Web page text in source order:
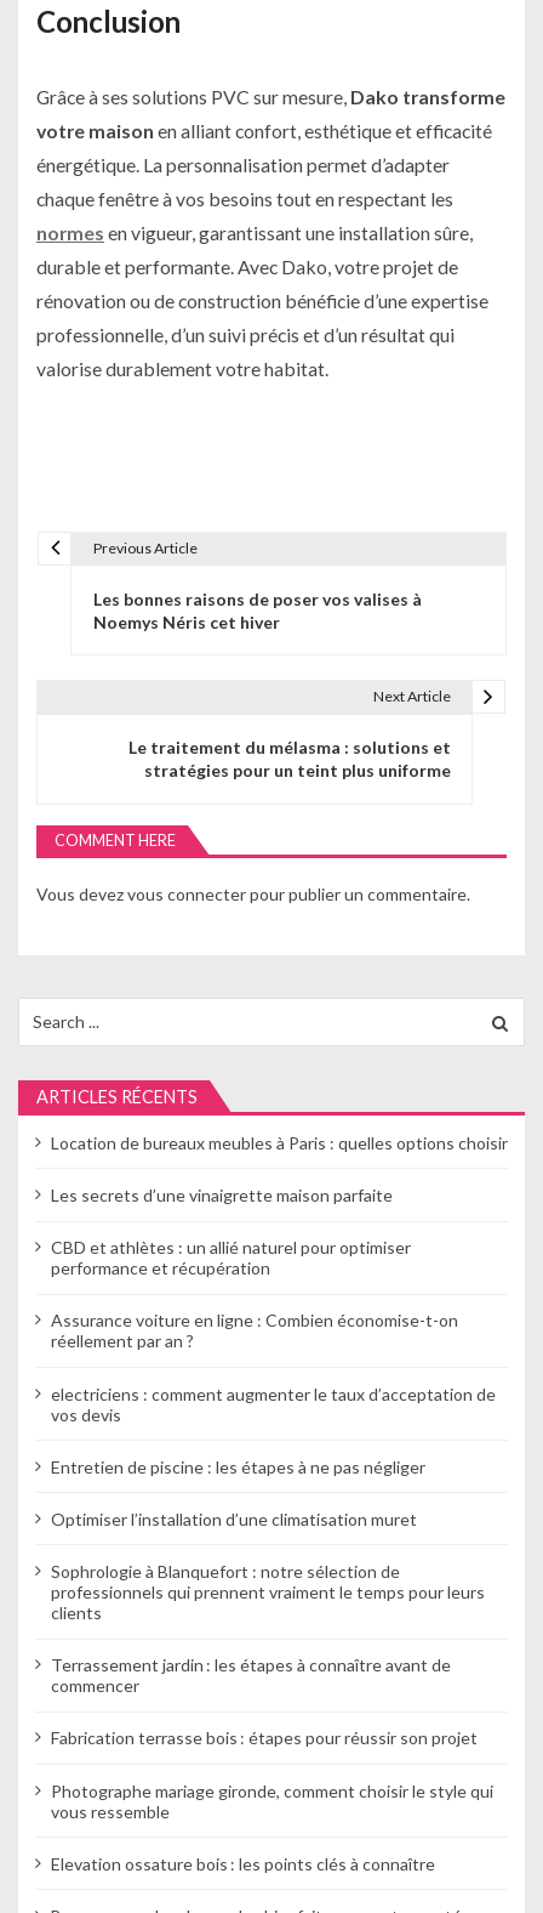
Conclusion
Grâce à ses solutions PVC sur mesure, Dako transforme
votre maison en alliant confort, esthétique et efficacité
énergétique. La personnalisation permet d’adapter
chaque fenêtre à vos besoins tout en respectant les
normes en vigueur, garantissant une installation sûre,
durable et performante. Avec Dako, votre projet de
rénovation ou de construction bénéficie d’une expertise
professionnelle, d’un suivi précis et d’un résultat qui
valorise durablement votre habitat.
t
d
e
l
’
a
i
l
Previous Article
Les bonnes raisons de poser vos valises à
Noemys Néris cet hiver
Next Article
Le traitement du mélasma : solutions et
stratégies pour un teint plus uniforme
COMMENT HERE
Vous devezvous connecterpour publier un commentaire.
for:
ARTICLES RÉCENTS
Location de bureaux meubles à Paris : quelles options choisir
Les secrets d’une vinaigrette maison parfaite
CBD et athlètes : un allié naturel pour optimiser
performance et récupération
Assurance voiture en ligne : Combien économise-t-on
réellement par an ?
electriciens : comment augmenter le taux d’acceptation de
vos devis
Entretien de piscine : les étapes à ne pas négliger
Optimiser l’installation d’une climatisation muret
Sophrologie à Blanquefort : notre sélection de
professionnels qui prennent vraiment le temps pour leurs
clients
Terrassement jardin : les étapes à connaître avant de
commencer
Fabrication terrasse bois : étapes pour réussir son projet
Photographe mariage gironde, comment choisir le style qui
vous ressemble
Elevation ossature bois : les points clés à connaître